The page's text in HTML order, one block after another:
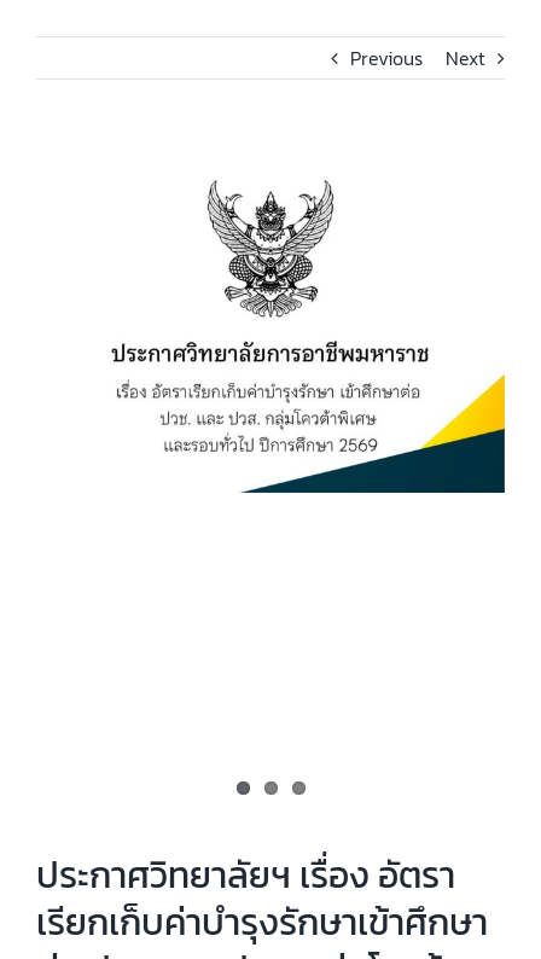
Previous Next
ประกาศวิทยาลัยฯ เรื่อง อัตรา
เรียกเก็บค่าบำรุงรักษาเข้าศึกษา